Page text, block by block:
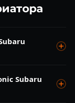
₽, замена цепи
Subaru